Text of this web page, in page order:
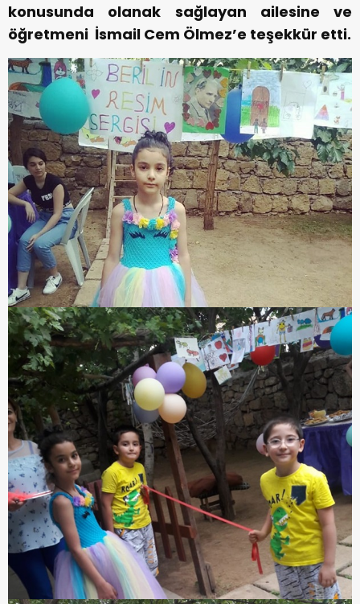
konusunda olanak sağlayan ailesine ve
öğretmeni İsmail Cem Ölmez’e teşekkür etti.